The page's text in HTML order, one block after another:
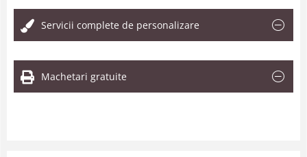
Servicii complete de personalizare
Machetari gratuite